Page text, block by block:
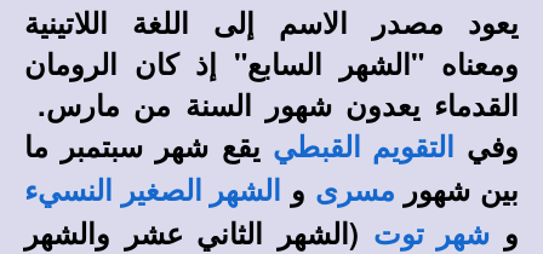
يعود مصدر الاسم إلى اللغة اللاتينية
ومعناه "الشهر السابع" إذ كان الرومان
القدماء يعدون شهور السنة من مارس.
وفي
التقويم القبطي يقع شهر سبتمبر ما
بين شهور مسرى و الشهر الصغير النسيء
و شهر توت (الشهر الثاني عشر والشهر